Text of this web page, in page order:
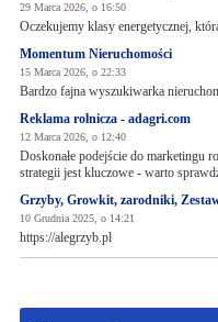
29 Marca 2026, o 16:50
Oczekujemy klasy energetycznej,
Momentum Nieruchomości
15 Marca 2026, o 22:33
Bardzo fajna wyszukiwarka
Reklama rolnicza - adagri.com
12 Marca 2026, o 12:40
Doskonałe podejście do marketingu
strategii jest kluczowe - warto
Grzyby, Growkit, zarodniki,
10 Grudnia 2025, o 14:21
https://alegrzyb.pl